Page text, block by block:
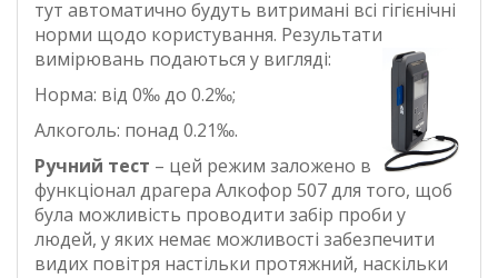
тут автоматично будуть витримані всі гігієнічні
норми щодо користування. Результати
вимірювань подаються у вигляді:
Норма: від 0‰ до 0.2‰;
Алкоголь: понад 0.21‰.
Ручний тест – цей режим заложено в
функціонал драгера Алкофор 507 для того, щоб
була можливість проводити забір проби у
людей, у яких немає можливості забезпечити
видих повітря настільки протяжний, наскільки